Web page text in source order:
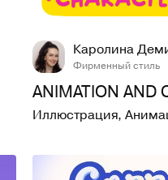
Каролина
Фирменный стиль
Иллюстрация,